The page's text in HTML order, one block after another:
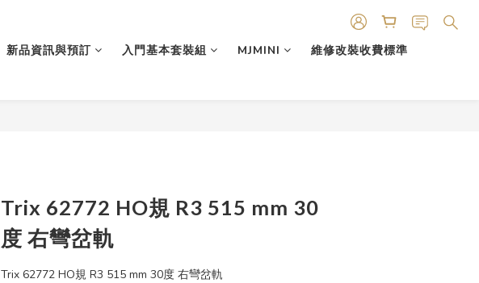
新品資訊與預訂 入門基本套裝組 MJMINI
維修改裝收費標準
Trix 62772 HO規 R3 515 mm 30
度 右彎岔軌
Trix 62772 HO規 R3 515 mm 30度 右彎岔軌